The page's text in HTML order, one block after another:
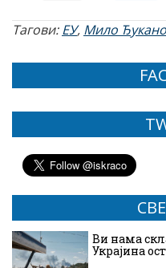
Тагови:ЕУ, Мило
Ви нама
Украјина